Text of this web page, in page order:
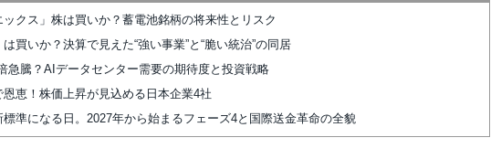
クス」株は買いか？蓄電池銘柄の将来性とリスク
買いか？決算で見えた“強い事業”と“脆い統治”の同居
急騰？AIデータセンター需要の期待度と投資戦略
恩恵！株価上昇が見込める日本企業4社
準になる日。2027年から始まるフェーズ4と国際送金革命の全貌